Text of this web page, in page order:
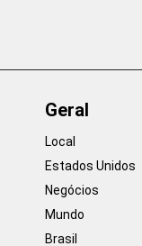
Geral
Local
Estados Unidos
Negócios
Mundo
Brasil